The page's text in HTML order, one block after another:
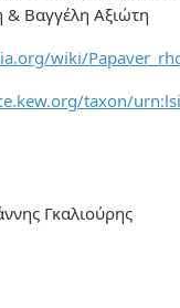
& Βαγγέλη Αξιώτη
wiki/
taxon/
Γκαλιούρης